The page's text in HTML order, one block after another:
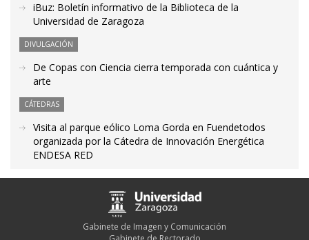
iBuz: Boletín informativo de la Biblioteca de la
Universidad de Zaragoza
DIVULGACIÓN
De Copas con Ciencia cierra temporada con cuántica y
arte
CÁTEDRAS
Visita al parque eólico Loma Gorda en Fuendetodos
organizada por la Cátedra de Innovación Energética
ENDESA RED
Gabinete de Imagen y Comunicación